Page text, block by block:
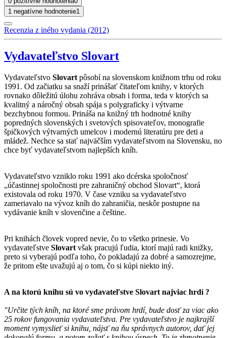
1 negatívne hodnotenie1
Recenzia z iného vydania (2012)
Vydavateľstvo Slovart
Vydavateľstvo Slovart pôsobí na slovenskom knižnom trhu od roku
1991. Od začiatku sa snaží prinášať čitateľom knihy, v ktorých
rovnako dôležitú úlohu zohráva obsah i forma, teda v ktorých sa
kvalitný a náročný obsah spája s polygraficky i výtvarne
bezchybnou formou. Prináša na knižný trh hodnotné knihy
popredných slovenských i svetových spisovateľov, monografie
špičkových výtvarných umelcov i modernú literatúru pre deti a
mládež. Nechce sa stať najväčším vydavateľstvom na Slovensku, no
chce byť vydavateľstvom najlepších kníh.
Vydavateľstvo vzniklo roku 1991 ako dcérska spoločnosť
„účastinnej spoločnosti pre zahraničný obchod Slovart“, ktorá
existovala od roku 1970. V čase vzniku sa vydavateľstvo
zameriavalo na vývoz kníh do zahraničia, neskôr postupne na
vydávanie kníh v slovenčine a češtine.
Pri knihách človek vopred nevie, čo to všetko prinesie. Vo
vydavateľstve Slovart však pracujú ľudia, ktorí majú radi knižky,
preto si vyberajú podľa toho, čo pokladajú za dobré a samozrejme,
že pritom ešte uvažujú aj o tom, čo si kúpi niekto iný.
A na ktorú knihu sú vo vydavateľstve Slovart najviac hrdí ?
"Určite tých kníh, na ktoré sme právom hrdí, bude dosť za viac ako
25 rokov fungovania vydavateľstva. Pre vydavateľstvo je najkrajší
moment vymyslieť si knihu, nájsť na ňu správnych autorov, dať jej